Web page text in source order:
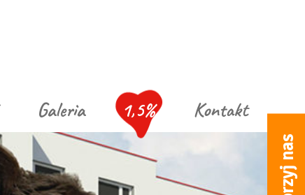
Galeria 1,5% Kontakt